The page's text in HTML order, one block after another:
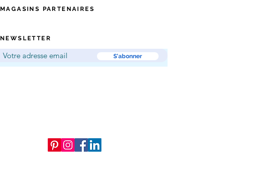
MAGA SINS PARTENAIRES
NEWSLETTER
S'abonner